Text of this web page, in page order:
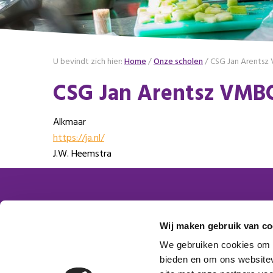
Wij maken gebruik van
We gebruiken cookies
bieden en om ons
U bevindt zich hier:Home/Onze scholen/CSG Jan Arentsz
CSG Jan Arentsz
Alkmaar
https://ja.nl/
J.W. Heemstra
Contactgegevens
Platform VMBO Zorg & Welzijn